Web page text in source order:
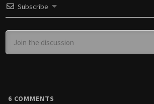
Subscribe
6 COMMENTS